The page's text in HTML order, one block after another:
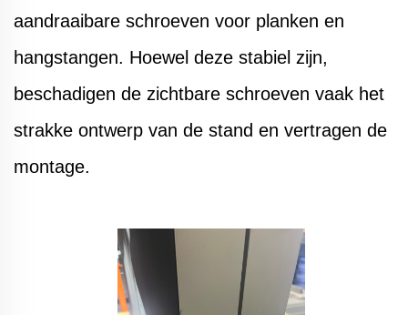
aandraaibare schroeven voor planken en
hangstangen. Hoewel deze stabiel zijn,
beschadigen de zichtbare schroeven vaak het
strakke ontwerp van de stand en vertragen de
montage.